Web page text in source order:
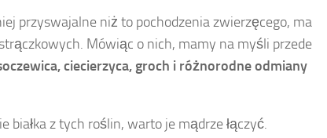
przyswajalne niż to pochodzenia zwierzęcego, ma
Mówiąc o nich, mamy na myśli przede
ciecierzyca, groch i różnorodne odmiany
z tych roślin, warto je mądrze łączyć.